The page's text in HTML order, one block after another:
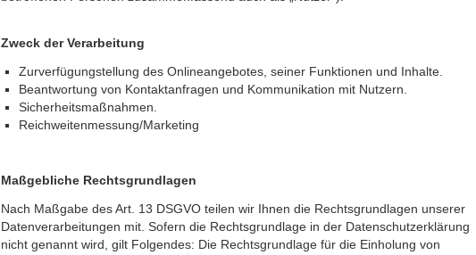
Zweck der Verarbeitung
Zurverfügungstellung des Onlineangebotes, seiner Funktionen und Inhalte.
Beantwortung von Kontaktanfragen und Kommunikation mit Nutzern.
Sicherheitsmaßnahmen.
Reichweitenmessung/Marketing
Maßgebliche Rechtsgrundlagen
Nach Maßgabe des Art. 13 DSGVO teilen wir Ihnen die Rechtsgrundlagen unserer
Datenverarbeitungen mit. Sofern die Rechtsgrundlage in der Datenschutzerklärung
nicht genannt wird, gilt Folgendes: Die Rechtsgrundlage für die Einholung von